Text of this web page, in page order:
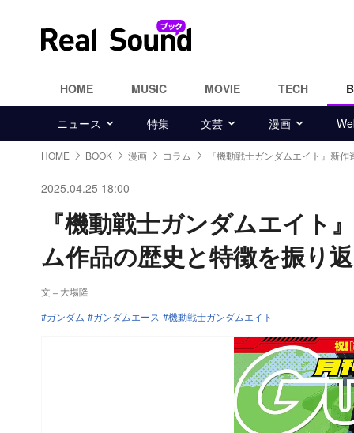
HOME MUSIC MOVIE TECH
ニュース 特集 文芸 漫画
HOME BOOK 漫画 コラム 『機動戦士ガンダムエイト』新作
2025.04.25 18:00
『機動戦士ガンダムエイ
ム作品の歴史と特徴を振り
文＝大場隆
ガンダム
ガンダムエース 機動戦士ガンダムエイト